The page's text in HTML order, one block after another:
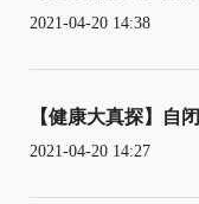
2021-04-20 14:38
【健康大真探】自
2021-04-20 14:27